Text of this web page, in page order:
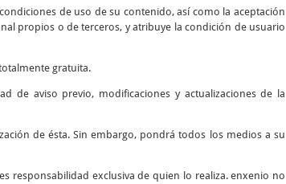
de uso de su contenido, así como la aceptación
propios o de terceros, y atribuye la condición de usuario
gratuita.
de aviso previo, modificaciones y actualizaciones de la
de ésta. Sin embargo, pondrá todos los medios a su
responsabilidad exclusiva de quien lo realiza. enxenio no